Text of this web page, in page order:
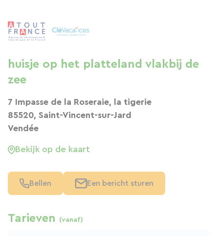
huisje op het platteland vlakbij de
zee
7 Impasse de la Roseraie, la tigerie
85520, Saint-Vincent-sur-Jard
Vendée
Bekijk op de kaart
Bellen Een bericht sturen
Tarieven (vanaf)